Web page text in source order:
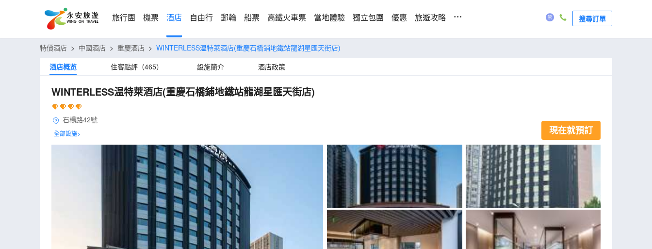
旅行團 機票 酒店 自由行 郵輪 船票 高鐵火車票 當地體驗 獨立包團 優惠 旅遊攻略 ... 搜尋訂單
特價酒店 > 中國酒店 > 重慶酒店 > WINTERLESS温特萊酒店(重慶石橋鋪地鐵站龍湖星匯天街店)
酒店概览
住客點評（465） 設施簡介 酒店政策
WINTERLESS温特萊酒店(重慶石橋鋪地鐵站龍湖星匯天街店)
石楊路42號
全部設施> 現在就預訂